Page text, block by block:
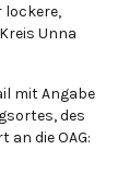
lockere,
Unna
mit Angabe
des
die OAG: